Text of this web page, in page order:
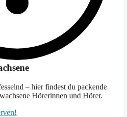
– hier findest du packende
Hörerinnen und Hörer.